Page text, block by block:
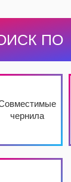
ПО
чернила